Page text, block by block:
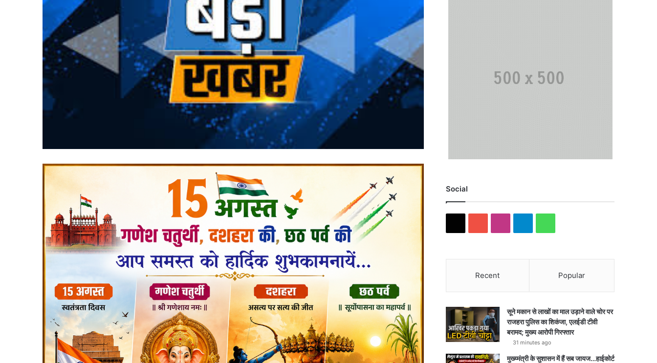
Social
Recent Popular
सूने मकान से लाखों का माल उड़ाने वाले चोर पर
राजहरा पुलिस का शिकंजा, एलईडी टीवी
बरामद; मुख्य आरोपी गिरफ्तार
31 minutes ago
मुख्य्मंत्री के सुशासन में हैं सब जायज…हाईकोर्ट